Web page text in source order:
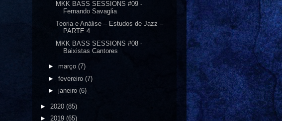
MKK BASS SESSIONS #09 -
Fernando Savaglia
Teoria e Análise – Estudos de Jazz –
PARTE 4
MKK BASS SESSIONS #08 -
Baixistas Cantores
► março (7)
► fevereiro (7)
► janeiro (6)
► 2020 (85)
► 2019 (65)